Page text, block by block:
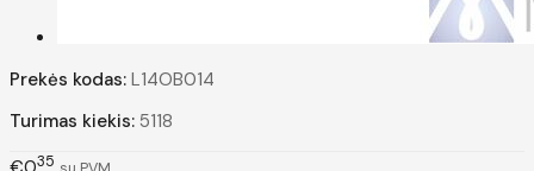
Prekės kodas: L14OB014
Turimas kiekis: 5118
35